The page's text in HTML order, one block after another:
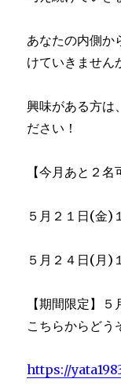
あなたの内側か
けていきません
興味がある方は
ださい！
【今月あと２名
５月２１日(金)
５月２４日(月)
【期間限定】
こちらからどう
https://